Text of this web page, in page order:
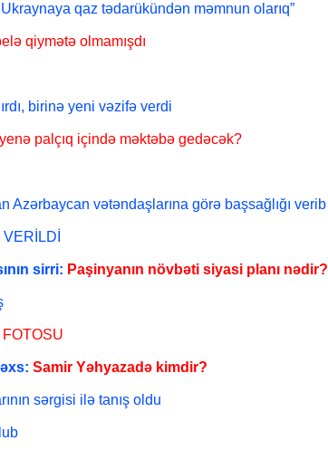
qaz tədarükündən məmnun olarıq”
qiymətə olmamışdı
birinə yeni vəzifə verdi
yenə palçıq içində məktəbə gedəcək?
Azərbaycan vətəndaşlarına görə başsağlığı verib
sirri: Paşinyanın növbəti siyasi planı nədir?
Samir Yəhyazadə kimdir?
sərgisi ilə tanış oldu